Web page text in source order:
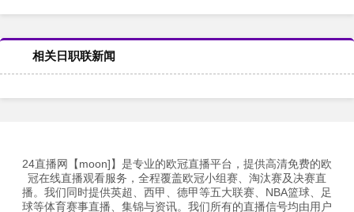
相关日职联新闻
24直播网【moon]】是专业的欧冠直播平台，提供高清免费的欧
冠在线直播观看服务，全程覆盖欧冠小组赛、淘汰赛及决赛直
播。我们同时提供英超、西甲、德甲等五大联赛、NBA篮球、足
球等体育赛事直播、集锦与资讯。我们所有的直播信号均由用户